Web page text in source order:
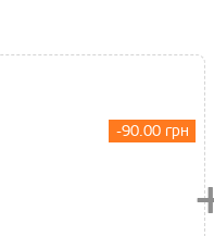
-90.00 грн